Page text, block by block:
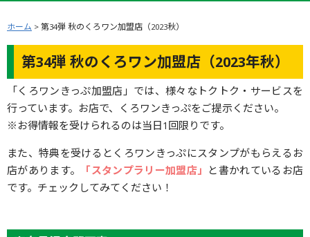
ホーム > 第34弾 秋のくろワン加盟店（2023秋）
第34弾 秋のくろワン加盟店（2023年秋）
「くろワンきっぷ加盟店」では、様々なトクトク・サービスを
行っています。お店で、くろワンきっぷをご提示ください。
※お得情報を受けられるのは当日1回限りです。
また、特典を受けるとくろワンきっぷにスタンプがもらえるお
店があります。
「スタンプラリー加盟店」 と書かれているお店
です。チェックしてみてください！